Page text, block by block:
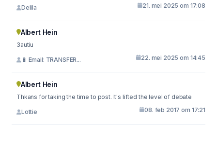
Delila 21. mei 2025 om 17:08
Albert Hein
3autiu
🔋 Email: TRANSFER... 22. mei 2025 om 14:45
Albert Hein
Thkans for taking the time to post. It's lifted the level of debate
Lottie 08. feb 2017 om 17:21